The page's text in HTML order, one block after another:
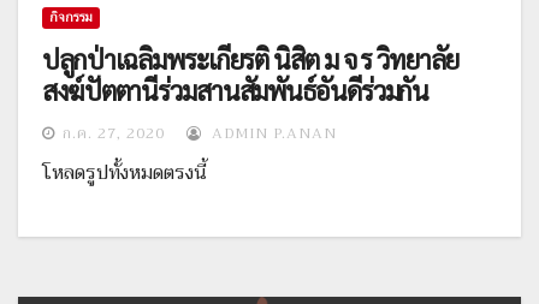
กิจกรรม
ปลูกป่าเฉลิมพระเกียรติ นิสิต ม จ ร วิทยาลัย
สงฆ์ปัตตานีร่วมสานสัมพันธ์อันดีร่วมกัน
ก.ค. 27, 2020 ADMIN P.ANAN
โหลดรูปทั้งหมดตรงนี้